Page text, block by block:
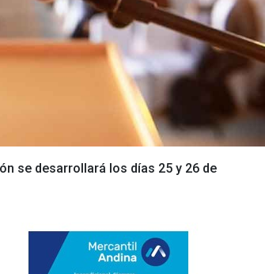
se desarrollará los días 25 y 26 de